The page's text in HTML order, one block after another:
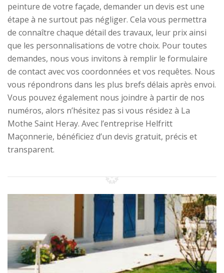
peinture de votre façade, demander un devis est une
étape à ne surtout pas négliger. Cela vous permettra
de connaître chaque détail des travaux, leur prix ainsi
que les personnalisations de votre choix. Pour toutes
demandes, nous vous invitons à remplir le formulaire
de contact avec vos coordonnées et vos requêtes. Nous
vous répondrons dans les plus brefs délais après envoi.
Vous pouvez également nous joindre à partir de nos
numéros, alors n’hésitez pas si vous résidez à La
Mothe Saint Heray. Avec l’entreprise Helfritt
Maçonnerie, bénéficiez d’un devis gratuit, précis et
transparent.